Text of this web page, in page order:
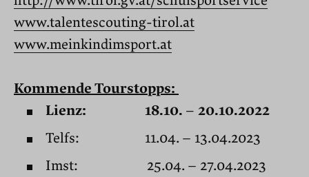
www.talentescouting-tirol.at
www.meinkindimsport.at
Kommende Tourstopps:
Lienz: 18.10. – 20.10.2022
Telfs: 11.04. – 13.04.2023
Imst: 25.04. – 27.04.2023